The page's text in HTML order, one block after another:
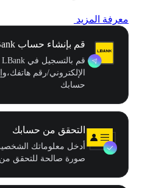
معرفة المزيد
قم بإنشاء حساب LBank الخاص بك مجانًا
الإلكتروني/رقم
حسابك
التحقق من حسابك
أدخل معلوماتك
صورة صالحة للتحقق من